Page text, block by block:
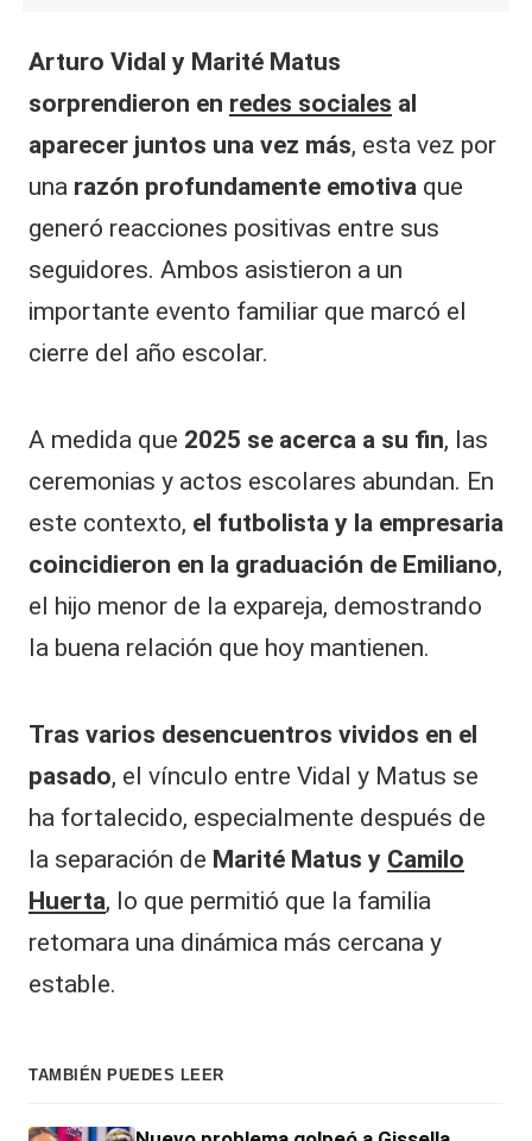
Arturo Vidal y Marité Matus
sorprendieron en redes sociales al
aparecer juntos una vez más, esta vez por
una razón profundamente emotiva que
generó reacciones positivas entre sus
seguidores. Ambos asistieron a un
importante evento familiar que marcó el
cierre del año escolar.
A medida que 2025 se acerca a su fin, las
ceremonias y actos escolares abundan. En
este contexto, el futbolista y la empresaria
coincidieron en la graduación de Emiliano,
el hijo menor de la expareja, demostrando
la buena relación que hoy mantienen.
Tras varios desencuentros vividos en el
pasado, el vínculo entre Vidal y Matus se
ha fortalecido, especialmente después de
la separación de Marité Matus y Camilo
Huerta, lo que permitió que la familia
retomara una dinámica más cercana y
estable.
TAMBIÉN PUEDES LEER